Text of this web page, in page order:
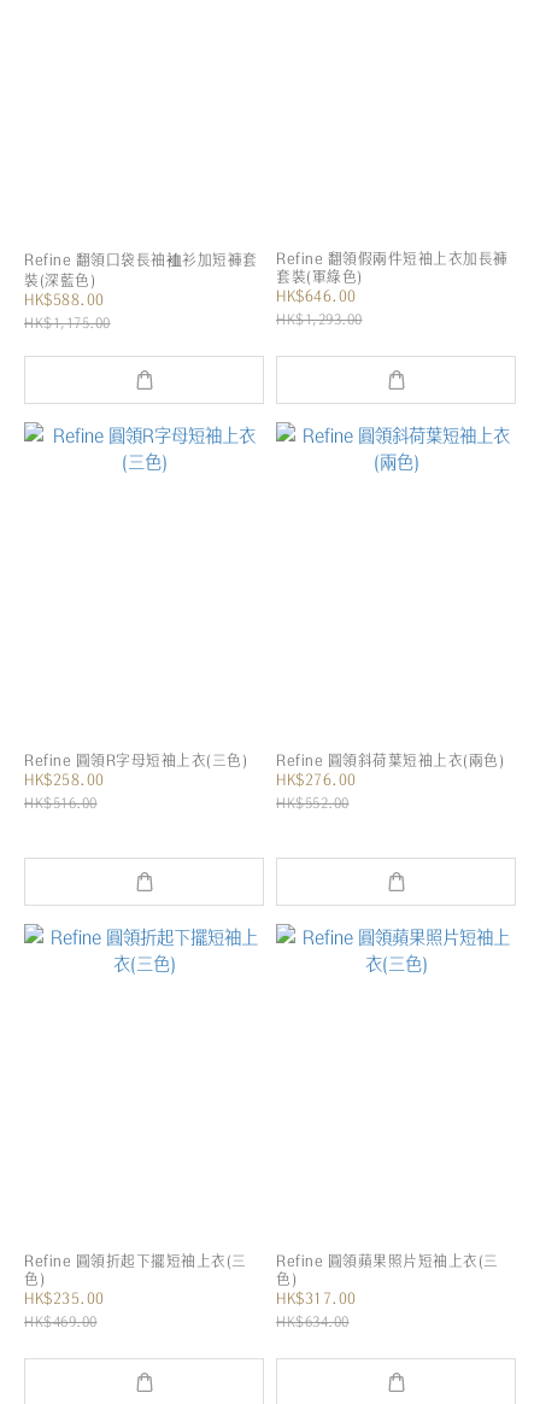
Refine 翻領口袋長袖裇衫加短褲套
裝(深藍色)
HK$588.00
HK$1,175.00
Refine 翻領假兩件短袖上衣加長褲
套裝(軍綠色)
HK$646.00
HK$1,293.00
Refine 圓領R字母短袖上衣(三色)
HK$258.00
HK$516.00
Refine 圓領斜荷葉短袖上衣(兩色)
HK$276.00
HK$552.00
Refine 圓領折起下擺短袖上衣(三
色)
HK$235.00
HK$469.00
Refine 圓領蘋果照片短袖上衣(三
色)
HK$317.00
HK$634.00